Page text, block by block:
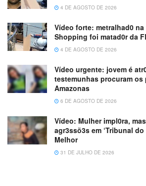
4 DE AGOSTO DE 2026
Vídeo forte: metralhad0
Shopping foi matad0r da
4 DE AGOSTO DE 2026
Vídeo urgente: jovem é
testemunhas procuram os
Amazonas
6 DE AGOSTO DE 2026
Vídeo: Mulher impl0ra,
agr3ssõ3s em ‘Tribunal do
Melhor
31 DE JULHO DE 2026